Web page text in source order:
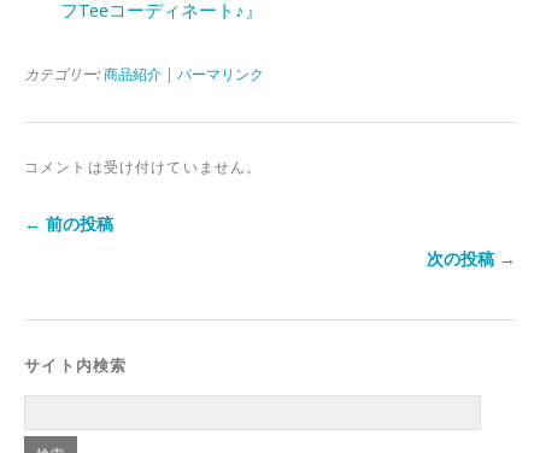
フTeeコーディネート♪』
カテゴリー: 商品紹介 パーマリンク
コメントは受け付けていません。
← 前の投稿
次の投稿 →
サイト内検索